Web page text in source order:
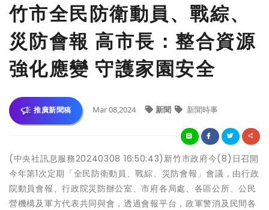
竹市全民防衛動員、戰綜、
災防會報 高市長：整合資源
強化應變 守護家園安全
推廣新聞稿 Mar 08,2024 新聞 新聞時事
(中央社訊息服務20240308 16:50:43)新竹市政府今(8)日召開
今年第1次定期「全民防衛動員、戰綜、災防會報」會議，由行政
院動員會報、行政院災防辦公室、市府各局處、各區公所、公民
營機構及軍方代表共同與會，透過會報平台，政軍警消及民間各